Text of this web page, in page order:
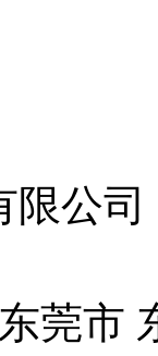
限公
莞市